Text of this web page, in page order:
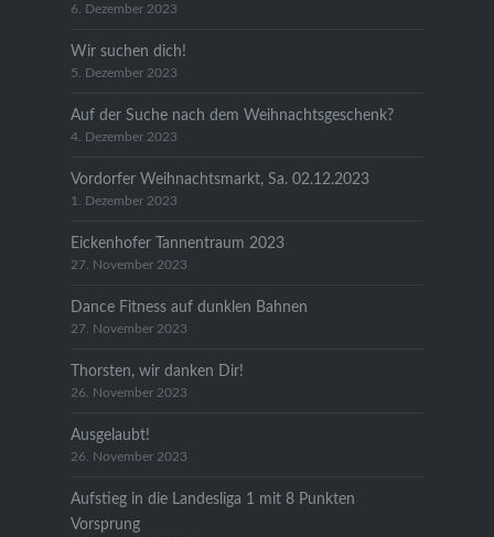
6. Dezember 2023
Wir suchen dich!
5. Dezember 2023
Auf der Suche nach dem Weihnachtsgeschenk?
4. Dezember 2023
Vordorfer Weihnachtsmarkt, Sa. 02.12.2023
1. Dezember 2023
Eickenhofer Tannentraum 2023
27. November 2023
Dance Fitness auf dunklen Bahnen
27. November 2023
Thorsten, wir danken Dir!
26. November 2023
Ausgelaubt!
26. November 2023
Aufstieg in die Landesliga 1 mit 8 Punkten
Vorsprung